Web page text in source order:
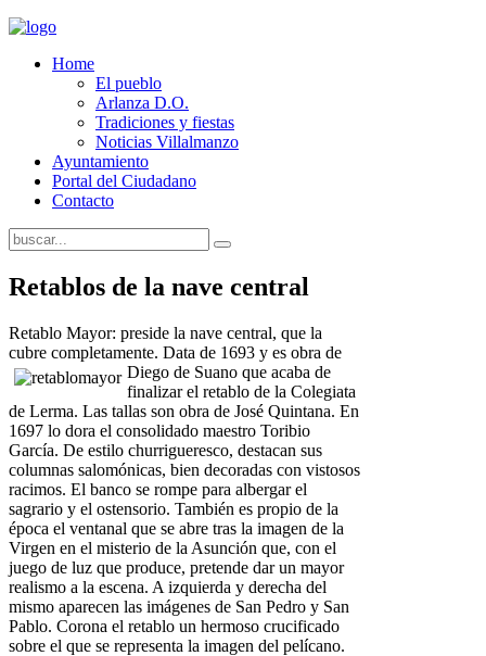
Home
El pueblo
Arlanza D.O.
Tradiciones y fiestas
Noticias Villalmanzo
Ayuntamiento
Portal del Ciudadano
Contacto
Retablos de la nave central
Retablo Mayor: preside la nave central, que la
cubre completamente. Data de 1693 y es obra de
Diego de Suano que acaba de
finalizar el retablo de la Colegiata
de Lerma. Las tallas son obra de José Quintana. En
1697 lo dora el consolidado maestro Toribio
García. De estilo churrigueresco, destacan sus
columnas salomónicas, bien decoradas con vistosos
racimos. El banco se rompe para albergar el
sagrario y el ostensorio. También es propio de la
época el ventanal que se abre tras la imagen de la
Virgen en el misterio de la Asunción que, con el
juego de luz que produce, pretende dar un mayor
realismo a la escena. A izquierda y derecha del
mismo aparecen las imágenes de San Pedro y San
Pablo. Corona el retablo un hermoso crucificado
sobre el que se representa la imagen del pelícano.